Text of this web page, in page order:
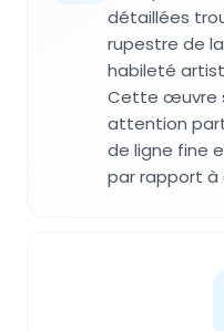
détaillées
rupestre de
habileté
Cette œuvre
attention
de ligne fine
par rapport à